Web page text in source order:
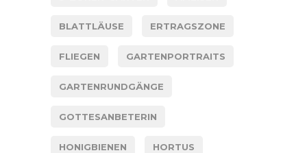
BLATTLÄUSE ERTRAGSZONE
FLIEGEN GARTENPORTRAITS
GARTENRUNDGÄNGE
GOTTESANBETERIN
HONIGBIENEN HORTUS